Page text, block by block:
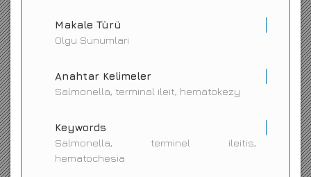
Makale Türü
Olgu Sunumlari
Anahtar Kelimeler
Salmonella, terminal ileit, hematokezy
Keywords
Salmonella, terminel ileitis,
hematochesia